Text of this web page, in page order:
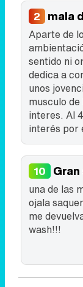
2 mala
Aparte de
sentido ni
dedica a
unos
musculo
interes. Al
interés por
10
una de las
ojala
me
wash!!!